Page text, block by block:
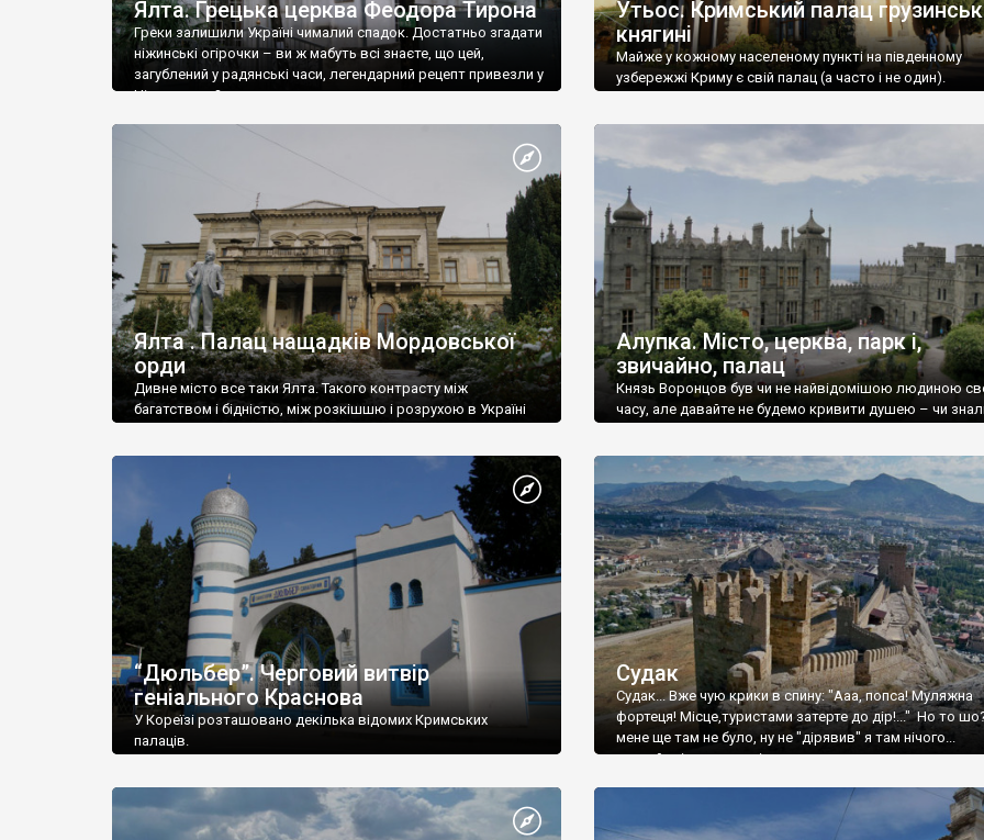
Ялта. Грецька церква Феодора Тирона
Греки залишили Україні чималий спадок. Достатньо згадати
ніжинські огірочки – ви ж мабуть всі знаєте, що цей,
загублений у радянські часи, легендарний рецепт привезли у
Ніжин греки?
Утьос. Кримський палац
княгині
Майже у кожному населеному пункті на південному
узбережжі Криму є свій палац (а часто і не один).
Ялта . Палац нащадків Мордовської
орди
Дивне місто все таки Ялта. Такого контрасту між
багатством і бідністю, між розкішшю і розрухою в Україні
Алупка. Місто, церква, парк і,
звичайно, палац
Князь Воронцов був чи не найвідомішою людиною
часу, але давайте не будемо кривити душею – чи
“Дюльбер”. Черговий витвір
геніального Краснова
У Кореїзі розташовано декілька відомих Кримських
палаців.
Судак
Судак... Вже чую крики в спину: "Ааа, попса! Муляжна
фортеця! Місце,туристами затерте до дір!..." Но то
мене ще там не було, ну не "дірявив" я там нічого...
принаймні до цього літа.